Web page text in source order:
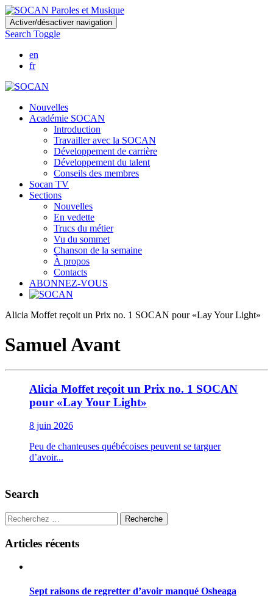
Skip
to
main
content
Activer/désactiver navigation
Search Toggle
en
fr
Nouvelles
Académie SOCAN
Introduction
Travailler avec la SOCAN
Développement de carrière
Développement du talent
Conseils des membres
Socan TV
Sections
Nouvelles
En vedette
Trucs du métier
Vu du sommet
Chanson de la semaine
À propos
Contacts
ABONNEZ-VOUS
Alicia Moffet reçoit un Prix no. 1 SOCAN pour «Lay Your Light»
Samuel Avant
Alicia Moffet reçoit un Prix no. 1 SOCAN
pour «Lay Your Light»
8 juin 2026
Peu de chanteuses québécoises peuvent se targuer
d’avoir...
Search
Recherche
Articles récents
Sept raisons de regretter d’avoir manqué Osheaga